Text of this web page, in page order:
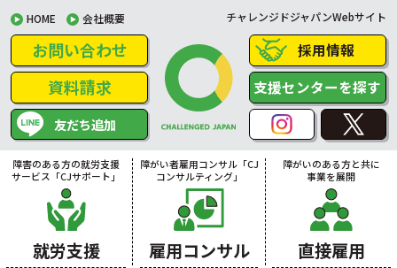
HOME 会社概要 チャレンジドジャパンWebサイト
お問い合わせ
資料請求
友だち追加
採用情報
支援センターを探す
障害のある方の就労支援
サービス「CJサポート」
就労支援
障がい者雇用コンサル「CJ
コンサルティング」
雇用コンサル
障がいのある方と共に
事業を展開
直接雇用